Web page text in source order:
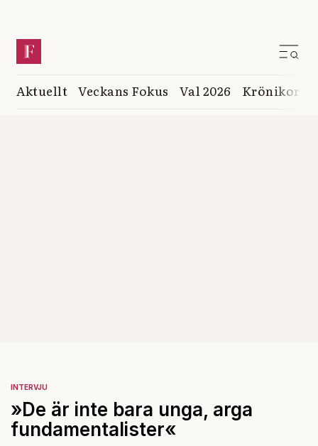
Aktuellt Veckans Fokus Val 2026 Krönikor
INTERVJU
»De är inte bara unga, arga
fundamentalister«